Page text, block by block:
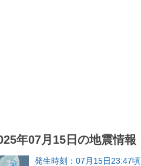
年07月15日の地震情報
発生時刻：07月15日23:47頃